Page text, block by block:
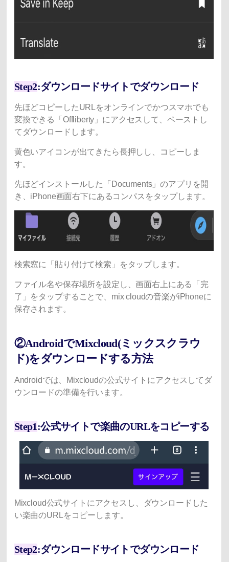
Step2:ダウンロードサイトでダウンロード
先ほどコピーしたURLをオンラインでかつスマホでも
変換できる「Offliberty」にアクセスして、ペーストし
てダウンロードします。
黄色いアイコンが出てきたら長押しし、コピーしま
す。
先ほどインストールした「Documents」のアプリを開
き、iPhone画面右下にあるコンパスをタップします。
検索窓に「貼り付けて検索」をタップします。
ファイル名や保存場所を設定し、画面右上にある「完
了」をタップすることで、mix cloudの音楽がiPhoneに
保存されます。
②AndroidでMixcloud(ミックスクラウ
ド)をダウンロードする方法
Androidでは、Mixcloudの公式サイトにアクセスしてダ
ウンロードの準備を行います。
Step1:公式サイトで楽曲のURLをコピーする
Mixcloud公式サイトにアクセスし、ダウンロードした
い楽曲のURLをコピーします。
Step2:ダウンロードサイトでダウンロード